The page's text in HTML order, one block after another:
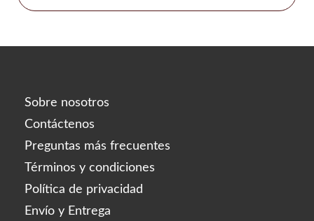
Lexyal
Neufidence
Neuramis
siguiente
Optivisc
suero de pb
Plasma fresco
Sobre nosotros
Contáctenos
Preguntas más frecuentes
Términos y condiciones
Política de privacidad
Envío y Entrega